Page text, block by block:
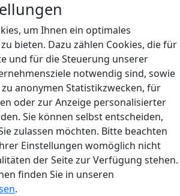
um Ihnen ein optimales
bieten. Dazu zählen Cookies, die für
und für die Steuerung unserer
notwendig sind, sowie
anonymen Statistikzwecken, für
oder zur Anzeige personalisierter
Sie können selbst entscheiden,
zulassen möchten. Bitte beachten
Einstellungen womöglich nicht
der Seite zur Verfügung stehen.
finden Sie in unseren
.